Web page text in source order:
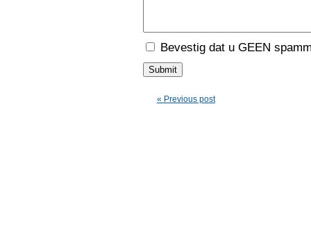
Bevestig dat u GEEN
« Previous post